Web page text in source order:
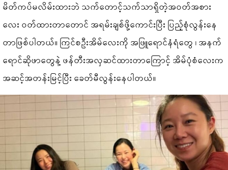
မိတ်ကပ်မလိမ်းထားဘဲ သက်တောင့်သက်သာရှိတဲ့အဝတ်အစား
လေး ဝတ်ထားတာတောင် အရမ်းချစ်ဖို့ကောင်းပြီး ပြည့်စုံလွန်းနေ
တာဖြစ်ပါတယ်။ ကြင်စဦးအိမ်လေးကို အဖြူရောင်နံရံတွေ ၊ အနက်
ရောင်ဆိုဖာတွေနဲ့ ဖန်တီးအလှဆင်ထားတာကြောင့် အိမ်ပုံစံလေးက
အဆင့်အတန်းမြင့်ပြီး ခေတ်မီလွန်းနေပါတယ်။